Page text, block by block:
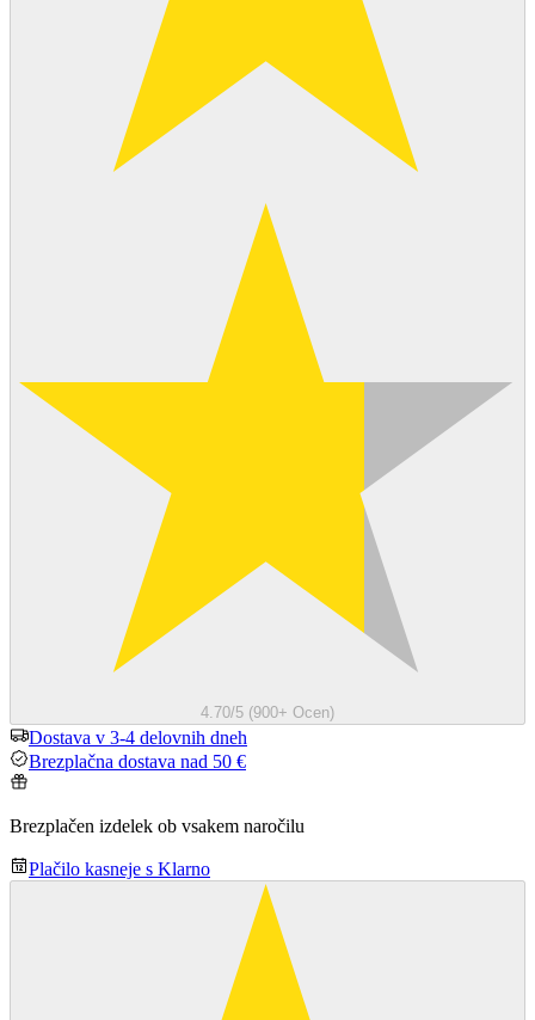
4.70/5 (900+ Ocen)
Dostava v 3-4 delovnih dneh
Brezplačna dostava nad 50 €
Brezplačen izdelek ob vsakem naročilu
Plačilo kasneje s Klarno